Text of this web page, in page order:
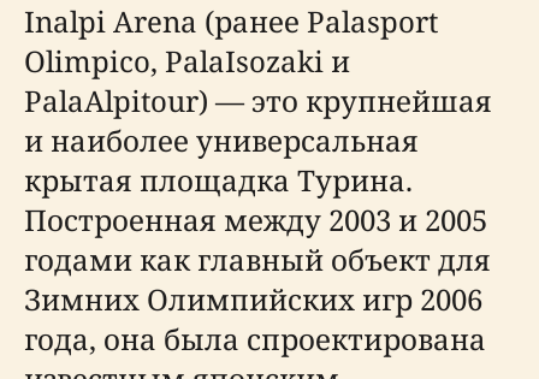
Inalpi Arena (ранее Palasport
Olimpico, PalaIsozaki и
PalaAlpitour) — это крупнейшая
и наиболее универсальная
крытая площадка Турина.
Построенная между 2003 и 2005
годами как главный объект для
Зимних Олимпийских игр 2006
года, она была спроектирована